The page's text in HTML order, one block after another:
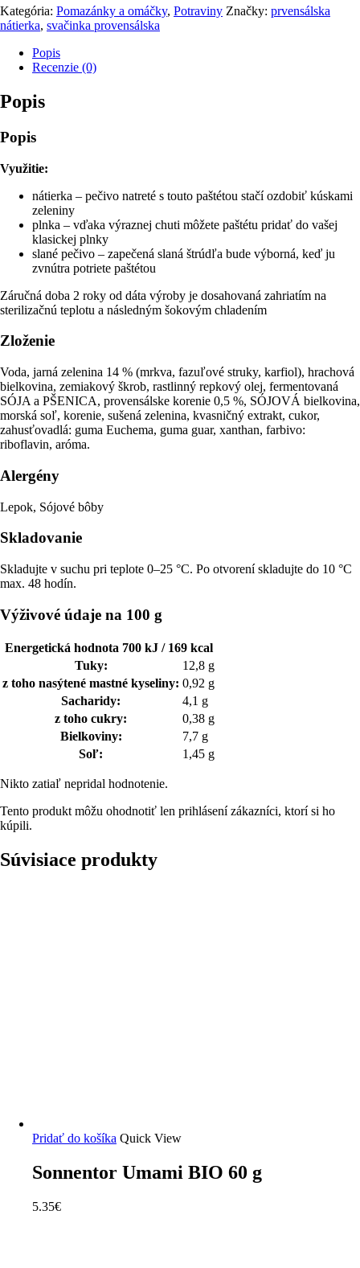
Kategória: Pomazánky a omáčky, Potraviny Značky: prvensálska
nátierka, svačinka provensálska
Popis
Recenzie (0)
Popis
Popis
Využitie:
nátierka – pečivo natreté s touto paštétou stačí ozdobiť kúskami
zeleniny
plnka – vďaka výraznej chuti môžete paštétu pridať do vašej
klasickej plnky
slané pečivo – zapečená slaná štrúdľa bude výborná, keď ju
zvnútra potriete paštétou
Záručná doba 2 roky od dáta výroby je dosahovaná zahriatím na
sterilizačnú teplotu a následným šokovým chladením
Zloženie
Voda, jarná zelenina 14 % (mrkva, fazuľové struky, karfiol), hrachová
bielkovina, zemiakový škrob, rastlinný repkový olej, fermentovaná
SÓJA a PŠENICA, provensálske korenie 0,5 %, SÓJOVÁ bielkovina,
morská soľ, korenie, sušená zelenina, kvasničný extrakt, cukor,
zahusťovadlá: guma Euchema, guma guar, xanthan, farbivo:
riboflavin, aróma.
Alergény
Lepok, Sójové bôby
Skladovanie
Skladujte v suchu pri teplote 0–25 °C. Po otvorení skladujte do 10 °C
max. 48 hodín.
Výživové údaje na 100 g
Energetická hodnota 700 kJ / 169 kcal
Tuky:
12,8 g
z toho nasýtené mastné kyseliny: 0,92 g
Sacharidy:
4,1 g
z toho cukry:
0,38 g
Bielkoviny:
7,7 g
Soľ:
1,45 g
Nikto zatiaľ nepridal hodnotenie.
Tento produkt môžu ohodnotiť len prihlásení zákazníci, ktorí si ho
kúpili.
Súvisiace produkty
Pridať do košíka Quick View
Sonnentor Umami BIO 60 g
5.35€